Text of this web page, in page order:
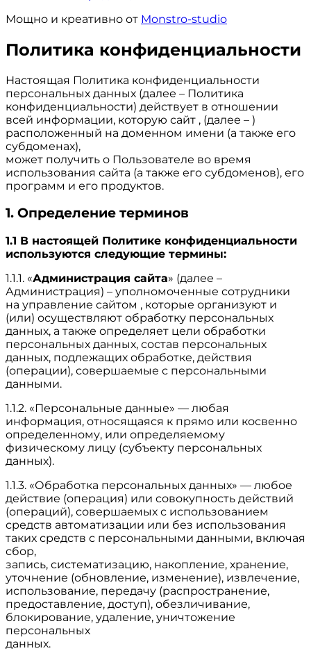
Мощно и креативно от Monstro-studio
Политика конфиденциальности
Настоящая Политика конфиденциальности
персональных данных (далее – Политика
конфиденциальности) действует в отношении
всей информации, которую сайт , (далее – )
расположенный на доменном имени (а также его
субдоменах),
может получить о Пользователе во время
использования сайта (а также его субдоменов), его
программ и его продуктов.
1. Определение терминов
1.1 В настоящей Политике конфиденциальности
используются следующие термины:
1.1.1. «Администрация сайта» (далее –
Администрация) – уполномоченные сотрудники
на управление сайтом , которые организуют и
(или) осуществляют обработку персональных
данных, а также определяет цели обработки
персональных данных, состав персональных
данных, подлежащих обработке, действия
(операции), совершаемые с персональными
данными.
1.1.2. «Персональные данные» — любая
информация, относящаяся к прямо или косвенно
определенному, или определяемому
физическому лицу (субъекту персональных
данных).
1.1.3. «Обработка персональных данных» — любое
действие (операция) или совокупность действий
(операций), совершаемых с использованием
средств автоматизации или без использования
таких средств с персональными данными, включая
сбор,
запись, систематизацию, накопление, хранение,
уточнение (обновление, изменение), извлечение,
использование, передачу (распространение,
предоставление, доступ), обезличивание,
блокирование, удаление, уничтожение
персональных
данных.